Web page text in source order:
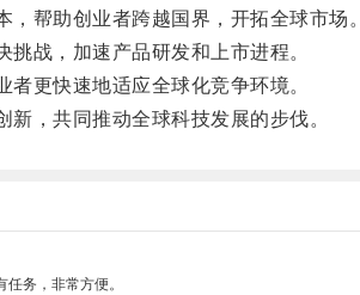
帮助创业者跨越国界，开拓全球市场。
战，加速产品研发和上市进程。
更快速地适应全球化竞争环境。
，共同推动全球科技发展的步伐。
务，非常方便。